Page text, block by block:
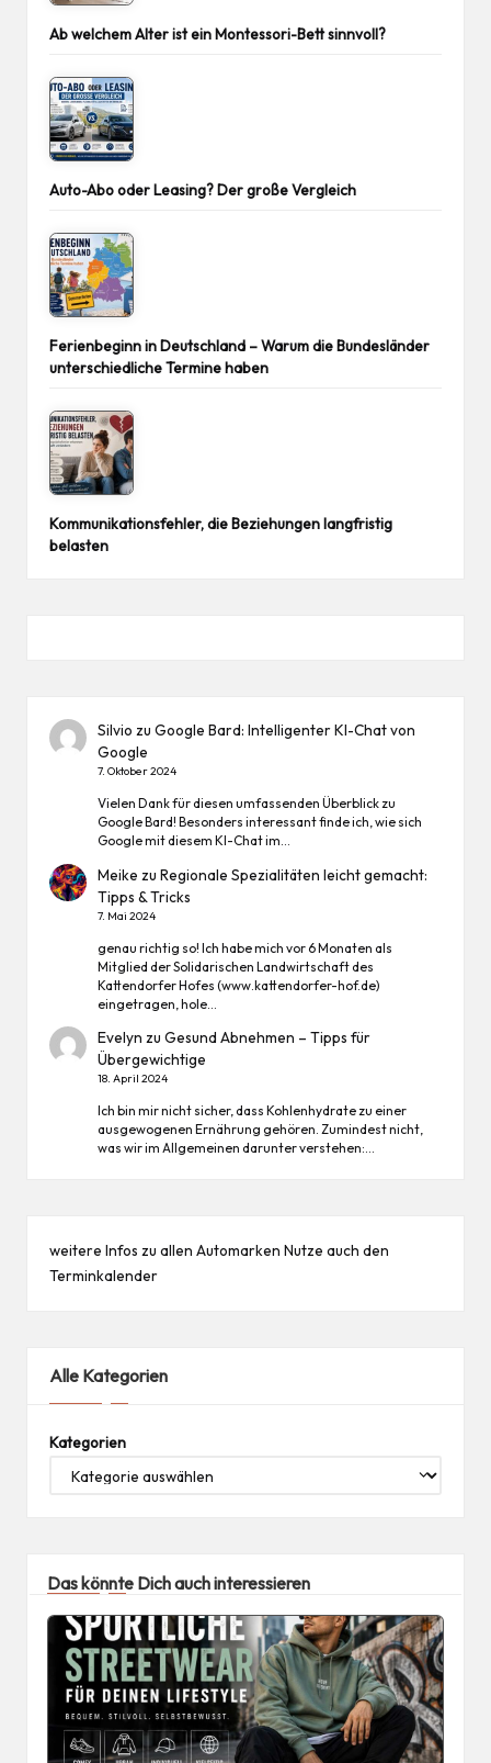
Ab welchem Alter ist ein Montessori-Bett sinnvoll?
Auto-Abo oder Leasing? Der große Vergleich
Ferienbeginn in Deutschland – Warum die Bundesländer
unterschiedliche Termine haben
Kommunikationsfehler, die Beziehungen langfristig
belasten
Silvio zuGoogle Bard: Intelligenter KI-Chat von
Google
7. Oktober 2024
Vielen Dank für diesen umfassenden Überblick zu
Google Bard! Besonders interessant finde ich, wie sich
Google mit diesem KI-Chat im…
Meike zuRegionale Spezialitäten leicht gemacht:
Tipps & Tricks
7. Mai 2024
genau richtig so! Ich habe mich vor 6 Monaten als
Mitglied der Solidarischen Landwirtschaft des
Kattendorfer Hofes (www.kattendorfer-hof.de)
eingetragen, hole…
Evelyn zuGesund Abnehmen – Tipps für
Übergewichtige
18. April 2024
Ich bin mir nicht sicher, dass Kohlenhydrate zu einer
ausgewogenen Ernährung gehören. Zumindest nicht,
was wir im Allgemeinen darunter verstehen:…
weitere Infos zu allen Automarken Nutze auch den
Terminkalender
Alle Kategorien
Kategorien
Das könnte Dich auch interessieren